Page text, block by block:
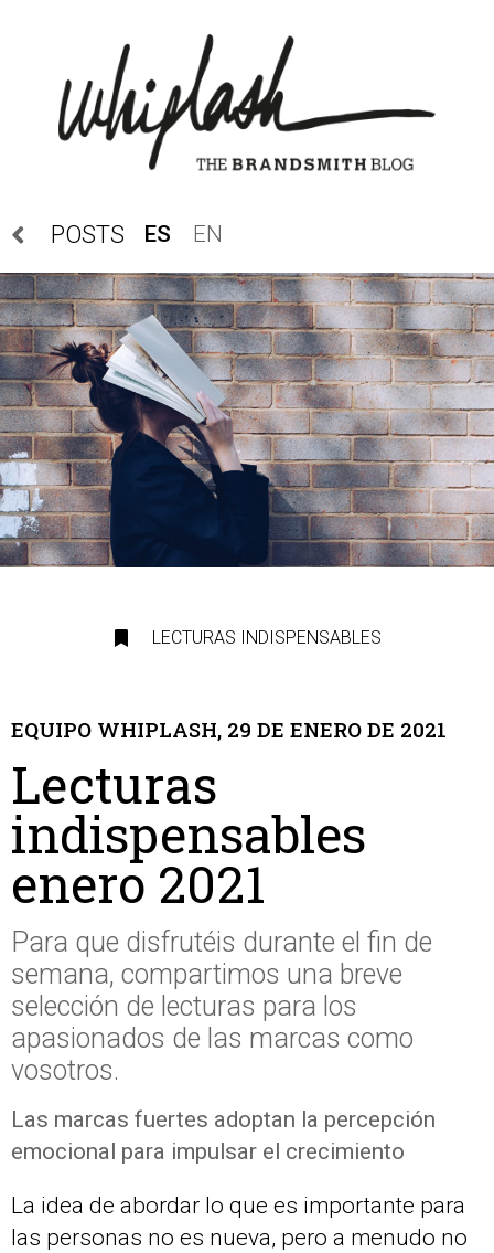
POSTS ES EN
LECTURAS INDISPENSABLES
EQUIPO WHIPLASH, 29 DE ENERO DE 2021
Lecturas
indispensables
enero 2021
Para que disfrutéis durante el fin de
semana, compartimos una breve
selección de lecturas para los
apasionados de las marcas como
vosotros.
Las marcas fuertes adoptan la percepción
emocional para impulsar el crecimiento
La idea de abordar lo que es importante para
las personas no es nueva, pero a menudo no